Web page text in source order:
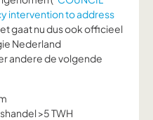
intervention to address
gaat nu dus ook officieel
Nederland
andere de volgende
>5 TWH